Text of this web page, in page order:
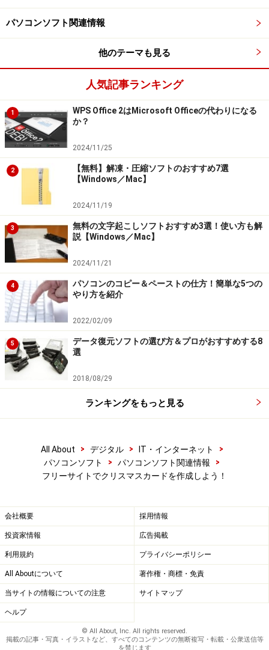
パソコンソフト関連情報
他のテーマも見る
人気記事ランキング
1
WPS Office 2はMicrosoft Officeの代わりになる
か？
2024/11/25
2
【無料】解凍・圧縮ソフトのおすすめ7選
【Windows／Mac】
2024/11/19
3
無料の文字起こしソフトおすすめ3選！使い方も解
説【Windows／Mac】
2024/11/21
4
パソコンのコピー＆ペーストの仕方！簡単な5つの
やり方を紹介
2022/02/09
5
データ復元ソフトの選び方＆プロがおすすめする8
選
2018/08/29
ランキングをもっと見る
All About > デジタル > IT・インターネット
>
パソコンソフト
> パソコンソフト関連情報
>
フリーサイトでクリスマスカードを作成しよう！
会社概要 採用情報
投資家情報 広告掲載
利用規約 プライバシーポリシー
All Aboutについて 著作権・商標・免責
当サイトの情報についての注意 サイトマップ
ヘルプ
© All About, Inc. All rights reserved.
掲載の記事・写真・イラストなど、すべてのコンテンツの無断複写・転載・公衆送信等
を禁じます